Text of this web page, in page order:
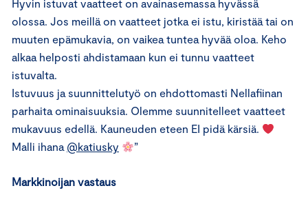
Hyvin istuvat vaatteet on avainasemassa hyvässä
olossa. Jos meillä on vaatteet jotka ei istu, kiristää tai on
muuten epämukavia, on vaikea tuntea hyvää oloa. Keho
alkaa helposti ahdistamaan kun ei tunnu vaatteet
istuvalta.
Istuvuus ja suunnittelutyö on ehdottomasti Nellafiinan
parhaita ominaisuuksia. Olemme suunnitelleet vaatteet
mukavuus edellä. Kauneuden eteen EI pidä kärsiä.
Malli ihana @katiusky ”
Markkinoijan vastaus